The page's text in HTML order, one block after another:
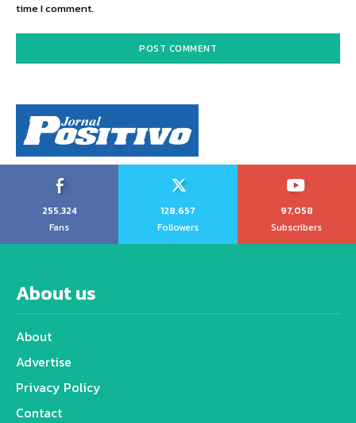
time I comment.
255,324
Fans
128,657
Followers
97,058
Subscribers
About us
About
Advertise
Privacy Policy
Contact